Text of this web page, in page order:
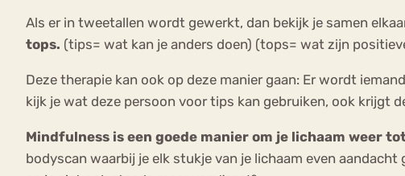
Als er in tweetallen wordt gewerkt, dan bekijk je samen
tops. (tips= wat kan je anders doen) (tops= wat zijn
Deze therapie kan ook op deze manier gaan: Er wordt
kijk je wat deze persoon voor tips kan gebruiken, ook krijgt
Mindfulness is een goede manier om je lichaam weer
bodyscan waarbij je elk stukje van je lichaam even